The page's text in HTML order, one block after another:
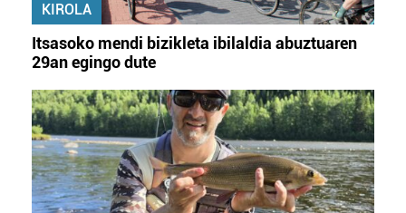
KIROLA
Itsasoko mendi bizikleta ibilaldia abuztuaren
29an egingo dute